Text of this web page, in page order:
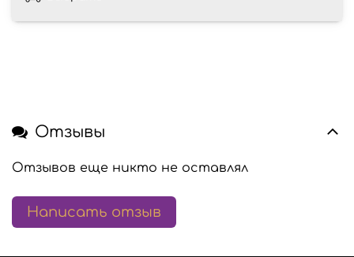
Отзывы
Отзывов еще никто не оставлял
Написать отзыв